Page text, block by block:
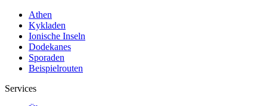
Athen
Kykladen
Ionische Inseln
Dodekanes
Sporaden
Beispielrouten
Services